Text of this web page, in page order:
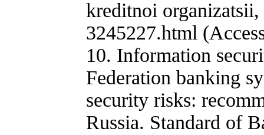
kreditnoi
3245227.html
10. Information
Federation banking
security risks:
Russia. Standard of